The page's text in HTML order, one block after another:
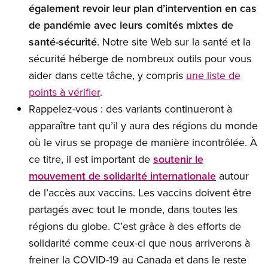
également revoir leur plan d’intervention en cas
de pandémie avec leurs comités mixtes de
santé-sécurité. Notre site Web sur la santé et la
sécurité héberge de nombreux outils pour vous
aider dans cette tâche, y compris une liste de
points à vérifier.
Rappelez-vous : des variants continueront à
apparaître tant qu’il y aura des régions du monde
où le virus se propage de manière incontrôlée. À
ce titre, il est important de soutenir le
mouvement de solidarité internationale autour
de l’accès aux vaccins. Les vaccins doivent être
partagés avec tout le monde, dans toutes les
régions du globe. C’est grâce à des efforts de
solidarité comme ceux-ci que nous arriverons à
freiner la COVID-19 au Canada et dans le reste